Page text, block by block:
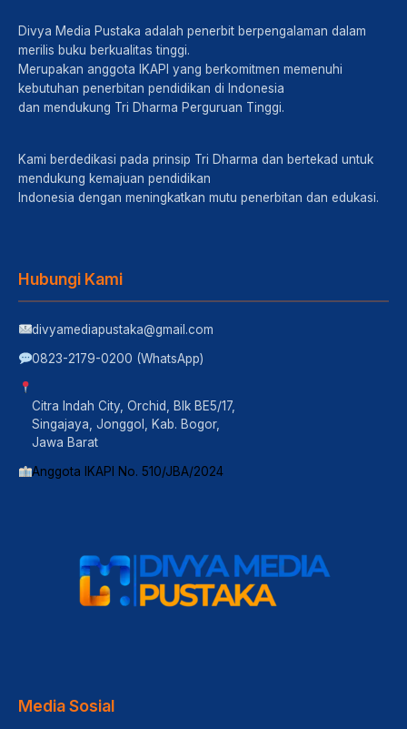
Divya Media Pustaka adalah penerbit berpengalaman dalam
merilis buku berkualitas tinggi.
Merupakan anggota IKAPI yang berkomitmen memenuhi
kebutuhan penerbitan pendidikan di Indonesia
dan mendukung Tri Dharma Perguruan Tinggi.
Kami berdedikasi pada prinsip Tri Dharma dan bertekad untuk
mendukung kemajuan pendidikan
Indonesia dengan meningkatkan mutu penerbitan dan edukasi.
Hubungi Kami
divyamediapustaka@gmail.com
0823-2179-0200 (WhatsApp)
Citra Indah City, Orchid, Blk BE5/17,
Singajaya, Jonggol, Kab. Bogor,
Jawa Barat
Anggota IKAPI No. 510/JBA/2024
Media Sosial